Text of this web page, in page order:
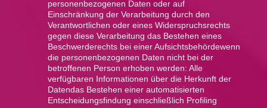
personenbezogenen Daten oder auf
Einschränkung der Verarbeitung durch den
Verantwortlichen oder eines Widerspruchsrechts
gegen diese Verarbeitungdas Bestehen eines
Beschwerderechts bei einer Aufsichtsbehördewenn
die personenbezogenen Daten nicht bei der
betroffenen Person erhoben werden: Alle
verfügbaren Informationen über die Herkunft der
Datendas Bestehen einer automatisierten
Entscheidungsfindung einschließlich Profiling